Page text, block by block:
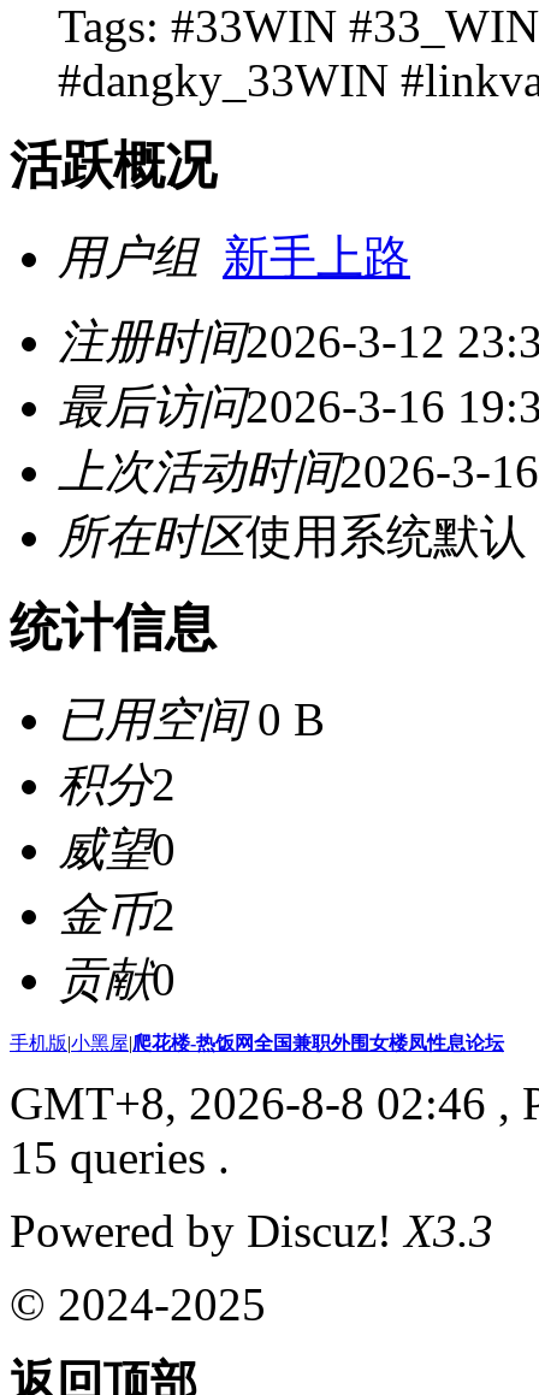
Tags: #33WIN
#dangky_33WIN
活跃概况
用户组 新手上路
注册时间2026-3-12
最后访问2026-3-16
上次活动时间2026-3-
所在时区使用系统默认
统计信息
已用空间0 B
积分2
威望0
金币2
贡献0
手机版|小黑屋|爬花楼-热饭网全国兼职外围女楼凤性息论坛
GMT+8, 2026-8-8 02:46 ,
15 queries .
Powered by Discuz!X3.3
© 2024-2025
返回顶部